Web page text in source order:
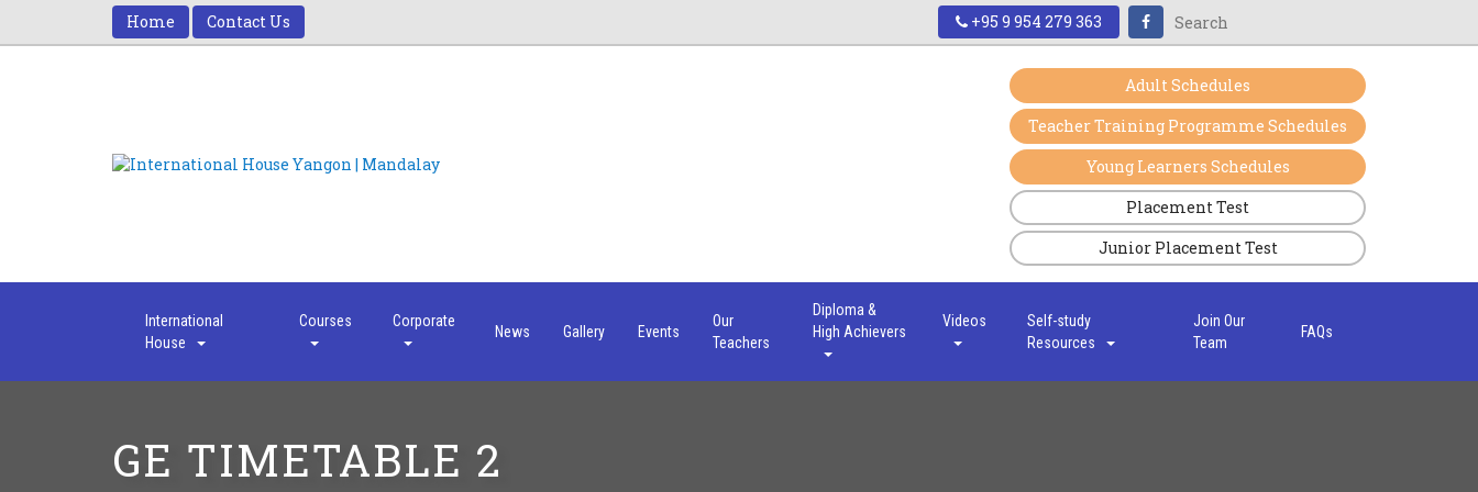
Home Contact Us +95 9 954 279 363
Adult Schedules
Teacher Training Programme Schedules
Young Learners Schedules
Placement Test
Junior Placement Test
International
House
Courses Corporate
News Gallery Events
Our
Teachers
Diploma &
High Achievers
Videos
Self-study
Resources
Join Our
Team
FAQs
GE TIMETABLE 2